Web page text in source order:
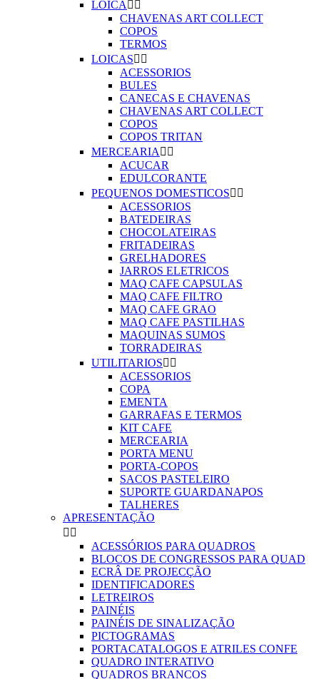
LOICA  
CHAVENAS ART COLLECT
COPOS
TERMOS
LOICAS 
ACESSORIOS
BULES
CANECAS E CHAVENAS
CHAVENAS ART COLLECT
COPOS
COPOS TRITAN
MERCEARIA  
ACUCAR
EDULCORANTE
PEQUENOS DOMESTICOS 
ACESSORIOS
BATEDEIRAS
CHOCOLATEIRAS
FRITADEIRAS
GRELHADORES
JARROS ELETRICOS
MAQ CAFE CAPSULAS
MAQ CAFE FILTRO
MAQ CAFE GRAO
MAQ CAFE PASTILHAS
MAQUINAS SUMOS
TORRADEIRAS
UTILITARIOS 
ACESSORIOS
COPA
EMENTA
GARRAFAS E TERMOS
KIT CAFE
MERCEARIA
PORTA MENU
PORTA-COPOS
SACOS PASTELEIRO
SUPORTE GUARDANAPOS
TALHERES
APRESENTAÇÃO
 
ACESSÓRIOS PARA QUADROS
BLOCOS DE CONGRESSOS PARA QUAD
ECRÂ DE PROJECÇÃO
IDENTIFICADORES
LETREIROS
PAINÉIS
PAINÉIS DE SINALIZAÇÃO
PICTOGRAMAS
PORTACATALOGOS E ATRILES CONFE
QUADRO INTERATIVO
QUADROS BRANCOS